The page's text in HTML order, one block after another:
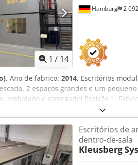
1 / 14
Hamburg 2
, Ano de fabrico: 2014, Escritórios
2 espaços grandes e um
embalado e carregado! Posição 1:
desconhecido, provavelmente
de carga de 100 kg Largura do
tem aprox. 4,40 m de
m Todos os escritórios são fechados
pavilhão. Sem piso. Crodpezqz D Aofx
trimestre de 2026 Localização:
Escritórios de
dentro-de-sala
Kleusberg